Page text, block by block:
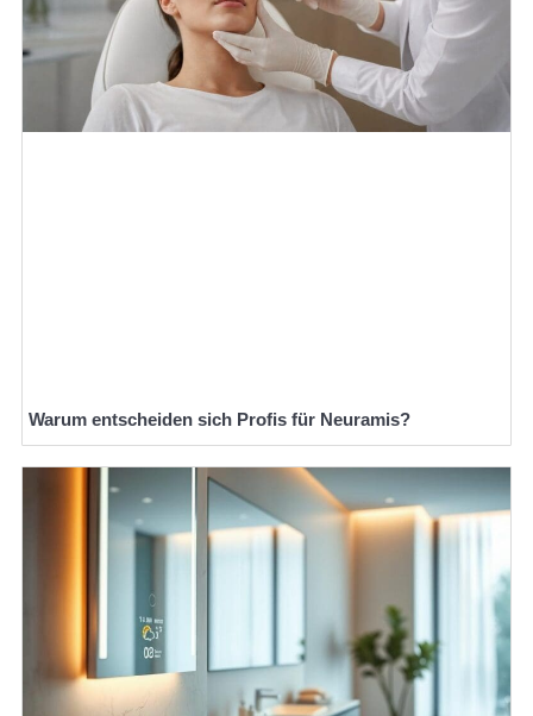
Warum entscheiden sich Profis für Neuramis?